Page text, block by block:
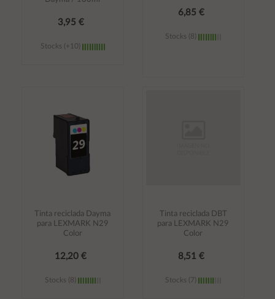
3,95 €
Stocks (+10)
6,85 €
Stocks (8)
Tinta reciclada Dayma
para LEXMARK N29
Color
12,20 €
Stocks (8)
Tinta reciclada DBT
para LEXMARK N29
Color
8,51 €
Stocks (7)